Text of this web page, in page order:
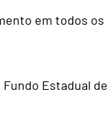
em todos os
Estadual de